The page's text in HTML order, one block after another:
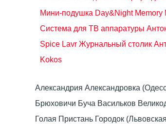
Мини-подушка Day&Night Memory
Система для ТВ аппаратуры
Spice Lavr Журнальный столик
Kokos
Александрия Александровка
Брюховичи Буча Васильков
Голая Пристань Городок